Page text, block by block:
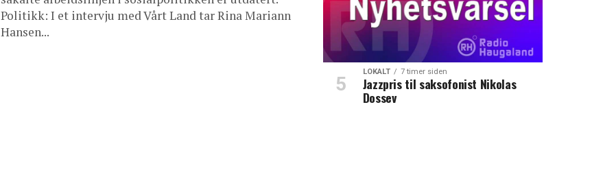
Politikk: I et intervju med Vårt Land tar Rina Mariann
Hansen...
LOKALT 7 timer siden
Jazzpris til saksofonist Nikolas
Dossev